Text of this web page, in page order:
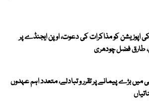
اپوزیشن کو مذاکرات کی دعوت، اوپن ایجنڈے پر
طارق فضل چودھری
میں بڑے پیمانے پر تقرر و تبادلے، متعدد اہم عہدوں